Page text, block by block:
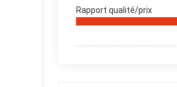
Rapport qualité/prix